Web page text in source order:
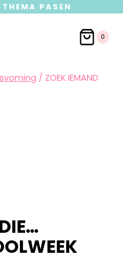
THEMA PASEN
0
/ ZOEK IEMAND